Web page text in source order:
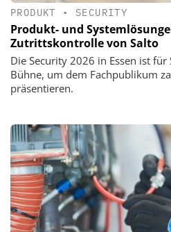
PRODUKT • SECURITY
Produkt- und
Zutrittskontrolle von Salto
Die Security 2026 in Essen ist
Bühne, um dem Fachpublikum
präsentieren.